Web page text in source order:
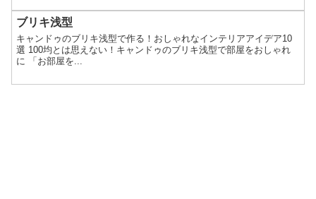
ブリキ浅型
キャンドゥのブリキ浅型で作る！おしゃれなインテリアアイデア10
選 100均とは思えない！キャンドゥのブリキ浅型で部屋をおしゃれ
に 「お部屋を...